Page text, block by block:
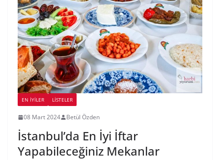
EN İYILER LİSTELER
08 Mart 2024 Betül Özden
İstanbul’da En İyi İftar
Yapabileceğiniz Mekanlar